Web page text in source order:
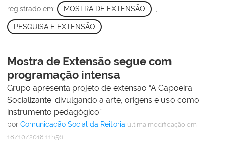
registrado em: MOSTRA DE EXTENSÃO
PESQUISA E EXTENSÃO
Mostra de Extensão segue com
programação intensa
Grupo apresenta projeto de extensão “A Capoeira
Socializante: divulgando a arte, origens e uso como
instrumento pedagógico”
por Comunicação Social da Reitoria última modificação em
18/10/2018 11h56